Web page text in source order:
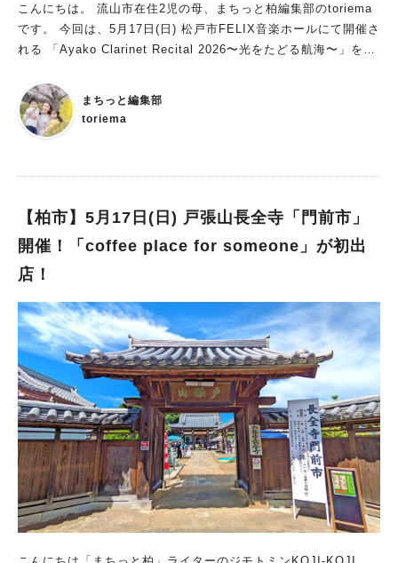
こんにちは。 流山市在住2児の母、まちっと柏編集部のtoriema
です。 今回は、5月17日(日) 松戸市FELIX音楽ホールにて開催さ
れる 「Ayako Clarinet Recital 2026〜光をたどる航海〜」をご
クラリネットのやさしい音色とともに、まるで物語を旅するよう
な時間を楽しめる演奏会となっています。 「出会いと再会」が
テーマのクラリネットリサイタル 今回の演奏会は、 「Ayako Cl
スト演奏も予定されていて、 彩り豊かなステージが楽しめそう
ット奏者。 地域で活動する音楽家のみなさんによる、特別な演
奏会となっています。 イベント概要 【Ayako Clarinet Recital
間 開場 13:00 開演 13:30 ■会場 felix音楽ホール （千葉県松戸
市松戸1239 ユキドレスビル5階） ■入場料 一般：3,000円 学
生：2,000円 ■予約方法 申し込みフォームまたは電話（090-526
3-6010）にて申し込み 主催者「大橋 綾子さん」よりまちっと
柏の読者さんへのメッセージ クラリネットと共に歩み35年が経
ちます。 これまで積み重ねてきた時間、出会ってきた音楽を最
大限に表現したいと思います。 皆様にとって心に残る時間とな
りましたら幸いです。 大橋 メッセージありがとうございます。
クラリネットを中心としたさまざまな音色が聴ける演奏会。 気
になる方はぜひ行かれてみてくださいね。
まちっと編集部
toriema
【柏市】5月17日(日) 戸張山長全寺「門前市」
開催！「coffee place for someone」が初出
店！